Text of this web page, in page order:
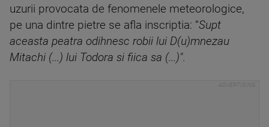
uzurii provocata de fenomenele meteorologice,
pe una dintre pietre se afla inscriptia: “Supt
aceasta peatra odihnesc robii lui D(u)mnezau
Mitachi (...) lui Todora si fiica sa (...)".